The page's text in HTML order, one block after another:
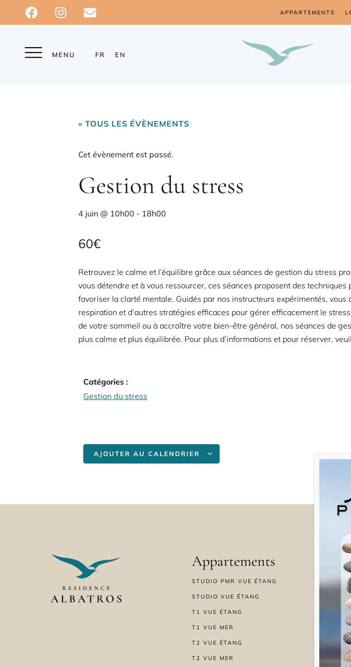
APPARTEMENTS
MENU FR EN
« TOUS LES ÉVÈNEMENTS
Cet évènement est passé.
Gestion du stress
4 juin @ 10h00 - 18h00
60€
Retrouvez le calme et l’équilibre grâce aux séances de gestion du stress
vous détendre et à vous ressourcer, ces séances proposent des
favoriser la clarté mentale. Guidés par nos instructeurs expérimentés,
respiration et d’autres stratégies efficaces pour gérer efficacement le
de votre sommeil ou à accroître votre bien-être général, nos séances de
plus calme et plus équilibrée. Pour plus d’informations et pour réserver,
Catégories :
Gestion du stress
AJOUTER AU CALENDRIER
Appartements
STUDIO PMR VUE ÉTANG
STUDIO VUE ÉTANG
T1 VUE ÉTANG
T1 VUE MER
T2 VUE ÉTANG
T2 VUE MER